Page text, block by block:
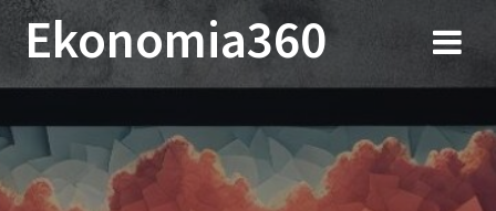
do
treści
Ekonomia360